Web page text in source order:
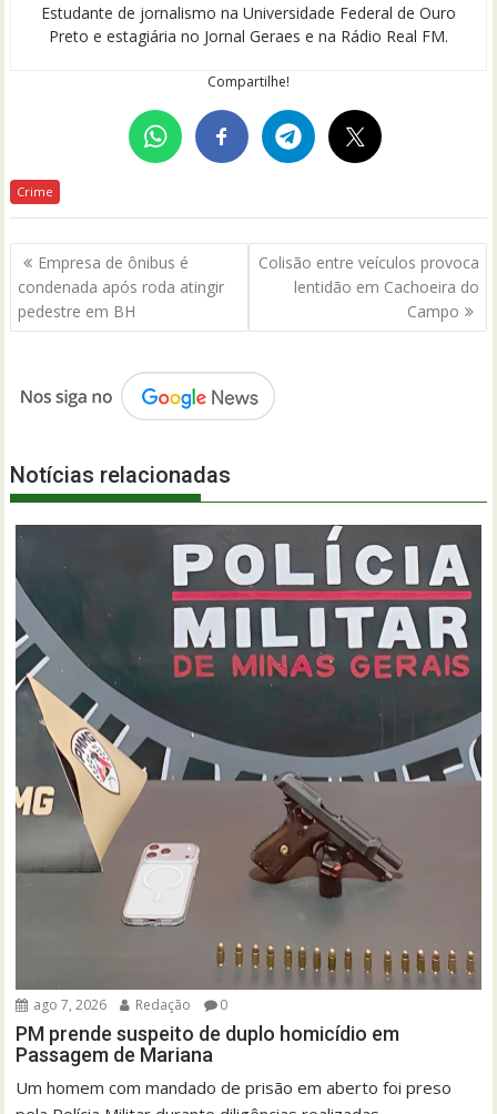
Estudante de jornalismo na Universidade Federal de Ouro
Preto e estagiária no Jornal Geraes e na Rádio Real FM.
Compartilhe!
Crime
Navegação
de
Post
Empresa de ônibus é
condenada após roda atingir
pedestre em BH
Colisão entre veículos provoca
lentidão em Cachoeira do
Campo
Notícias relacionadas
ago 7, 2026 Redação 0
PM prende suspeito de duplo homicídio em
Passagem de Mariana
Um homem com mandado de prisão em aberto foi preso